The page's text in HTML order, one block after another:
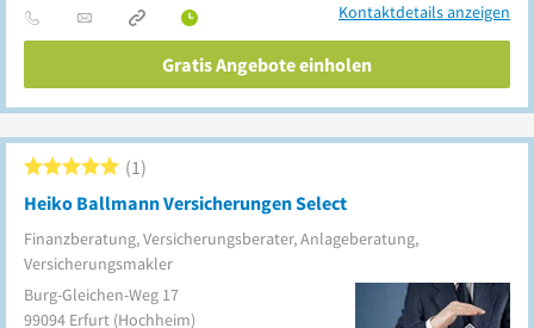
Kontaktdetails anzeigen
Gratis Angebote einholen
Heiko Ballmann Versicherungen Select
Finanzberatung, Versicherungsberater, Anlageberatung,
Versicherungsmakler
1
Burg-Gleichen-Weg 17
99094 Erfurt (Hochheim)